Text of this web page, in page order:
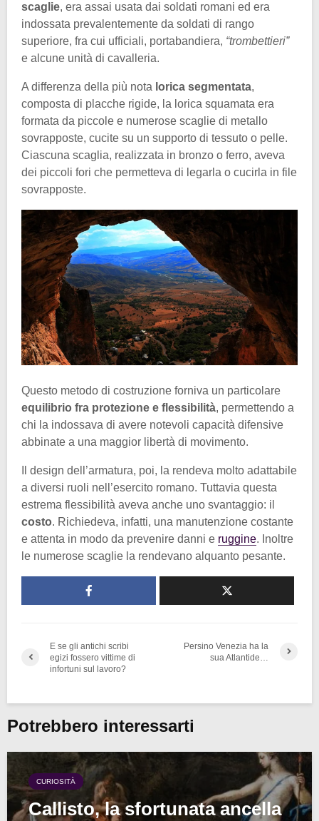
scaglie, era assai usata dai soldati romani ed era
indossata prevalentemente da soldati di rango
superiore, fra cui ufficiali, portabandiera, “trombettieri”
e alcune unità di cavalleria.
A differenza della più nota lorica segmentata,
composta di placche rigide, la lorica squamata era
formata da piccole e numerose scaglie di metallo
sovrapposte, cucite su un supporto di tessuto o pelle.
Ciascuna scaglia, realizzata in bronzo o ferro, aveva
dei piccoli fori che permetteva di legarla o cucirla in file
sovrapposte.
Questo metodo di costruzione forniva un particolare
equilibrio fra protezione e flessibilità, permettendo a
chi la indossava di avere notevoli capacità difensive
abbinate a una maggior libertà di movimento.
Il design dell’armatura, poi, la rendeva molto adattabile
a diversi ruoli nell’esercito romano. Tuttavia questa
estrema flessibilità aveva anche uno svantaggio: il
costo. Richiedeva, infatti, una manutenzione costante
e attenta in modo da prevenire danni e ruggine. Inoltre
le numerose scaglie la rendevano alquanto pesante.
E se gli antichi scribi
egizi fossero vittime di
infortuni sul lavoro?
Persino Venezia ha la
sua Atlantide…
Potrebbero interessarti
CURIOSITÀ
Callisto, la sfortunata ancella